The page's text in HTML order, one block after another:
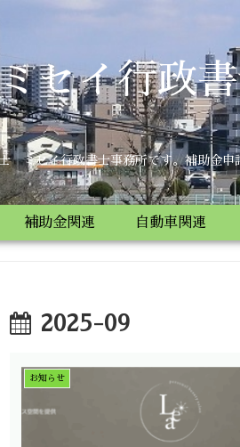
セイ行政
ミセイ行政書士事務所です。補助金
補助金関連 自動車関連
2025-09
お知らせ